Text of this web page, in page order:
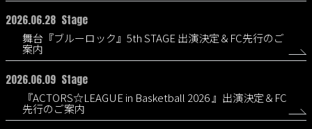
2026.06.28 Stage
舞台『ブルーロック』5th STAGE 出演決定＆FC先行のご
案内
2026.06.09 Stage
『ACTORS☆LEAGUE in Basketball 2026 』出演決定＆FC
先行のご案内